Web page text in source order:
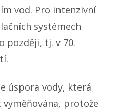
vod. Pro intenzivní
systémech
později, tj. v 70.
úspora vody, která
protože